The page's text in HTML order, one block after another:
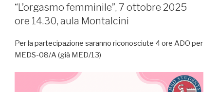
“L’orgasmo femminile”, 7 ottobre 2025
ore 14.30, aula Montalcini
Per la partecipazione saranno riconosciute 4 ore ADO per
MEDS-08/A (già MED/13)